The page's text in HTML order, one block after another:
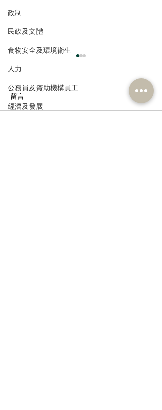
政制
民政及文體
食物安全及環境衛生
人力
公務員及資助機構員工
經濟及發展
留言